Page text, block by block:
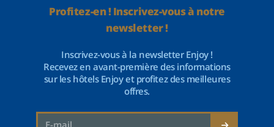
Profitez-en ! Inscrivez-vous à notre
newsletter !
Inscrivez-vous à la newsletter Enjoy !
Recevez en avant-première des informations
sur les hôtels Enjoy et profitez des meilleures
offres.